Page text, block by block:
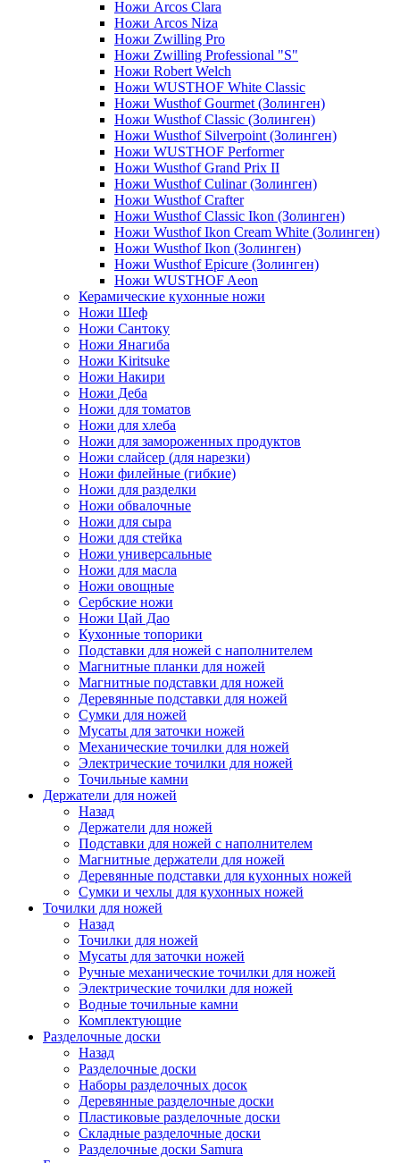
Ножи Arcos Clara
Ножи Arcos Niza
Ножи Zwilling Pro
Ножи Zwilling Professional "S"
Ножи Robert Welch
Ножи WUSTHOF White Classic
Ножи Wusthof Gourmet (Золинген)
Ножи Wusthof Classic (Золинген)
Ножи Wusthof Silverpoint (Золинген)
Ножи WUSTHOF Performer
Ножи Wusthof Grand Prix II
Ножи Wusthof Culinar (Золинген)
Ножи Wusthof Crafter
Ножи Wusthof Classic Ikon (Золинген)
Ножи Wusthof Ikon Cream White (Золинген)
Ножи Wusthof Ikon (Золинген)
Ножи Wusthof Epicure (Золинген)
Ножи WUSTHOF Aeon
Керамические кухонные ножи
Ножи Шеф
Ножи Сантоку
Ножи Янагиба
Ножи Kiritsuke
Ножи Накири
Ножи Деба
Ножи для томатов
Ножи для хлеба
Ножи для замороженных продуктов
Ножи слайсер (для нарезки)
Ножи филейные (гибкие)
Ножи для разделки
Ножи обвалочные
Ножи для сыра
Ножи для стейка
Ножи универсальные
Ножи для масла
Ножи овощные
Сербские ножи
Ножи Цай Дао
Кухонные топорики
Подставки для ножей с наполнителем
Магнитные планки для ножей
Магнитные подставки для ножей
Деревянные подставки для ножей
Сумки для ножей
Мусаты для заточки ножей
Механические точилки для ножей
Электрические точилки для ножей
Точильные камни
Держатели для ножей
Назад
Держатели для ножей
Подставки для ножей с наполнителем
Магнитные держатели для ножей
Деревянные подставки для кухонных ножей
Сумки и чехлы для кухонных ножей
Точилки для ножей
Назад
Точилки для ножей
Мусаты для заточки ножей
Ручные механические точилки для ножей
Электрические точилки для ножей
Водные точильные камни
Комплектующие
Разделочные доски
Назад
Разделочные доски
Наборы разделочных досок
Деревянные разделочные доски
Пластиковые разделочные доски
Складные разделочные доски
Разделочные доски Samura